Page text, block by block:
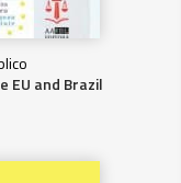
EU and Brazil